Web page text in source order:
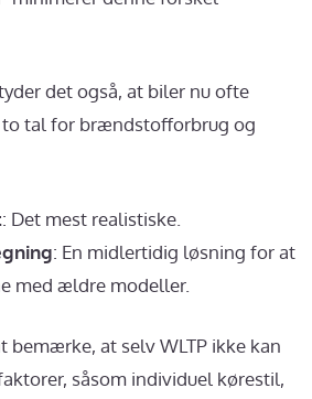
det også, at biler nu ofte
to tal for brændstofforbrug og
: Det mest realistiske.
: En midlertidig løsning for at
med ældre modeller.
bemærke, at selv WLTP ikke kan
såsom individuel kørestil,